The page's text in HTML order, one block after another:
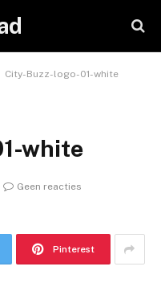
City-Buzz-logo-01-white
white
Geen reacties
Pinterest